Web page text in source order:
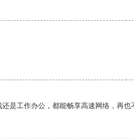
是工作办公，都能畅享高速网络，再